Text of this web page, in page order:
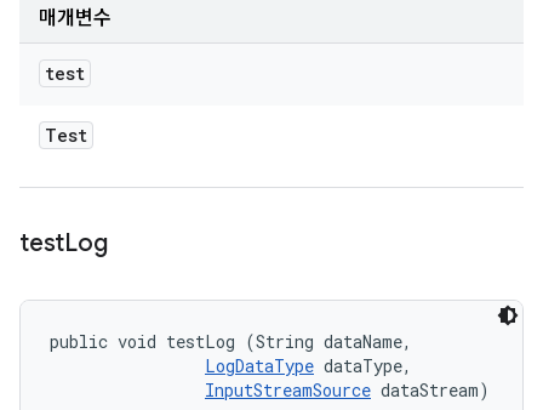
매개변수
test
Test
testLog
public void testLog (String dataName,
LogDataType dataType,
InputStreamSource dataStream)